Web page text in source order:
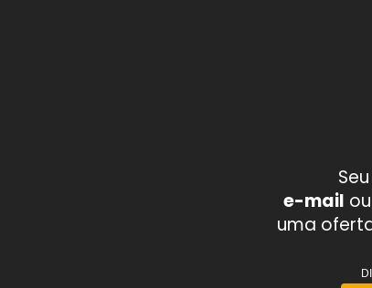
e-mail ou
uma